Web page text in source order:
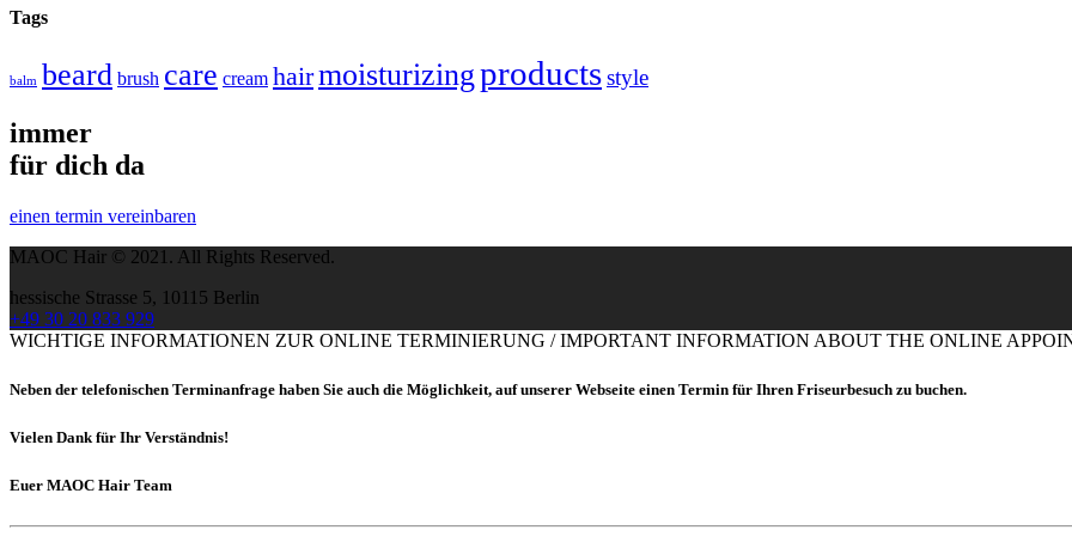
Tags
balm beard brush care cream hairmoisturizingproductsstyle
immer
für dich da
einen termin vereinbaren
MAOC Hair © 2021. All Rights Reserved.
hessische Strasse 5, 10115 Berlin
+49 30 20 833 929
WICHTIGE INFORMATIONEN ZUR ONLINE TERMINIERUNG / IMPORTANT INFORMATION ABOUT THE ONLINE
Neben der telefonischen Terminanfrage haben Sie auch die Möglichkeit, auf unserer Webseite einen Termin für Ihren Friseurbesuch zu buchen.
Vielen Dank für Ihr Verständnis!
Euer MAOC Hair Team